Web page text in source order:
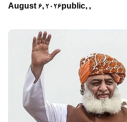
August 6, 2026 public, ,